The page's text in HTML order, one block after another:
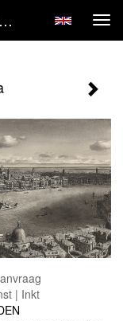
Stefan Bleekrode - Venetië Panorama
| Inkt